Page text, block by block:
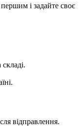
і задайте своє
відправлення.